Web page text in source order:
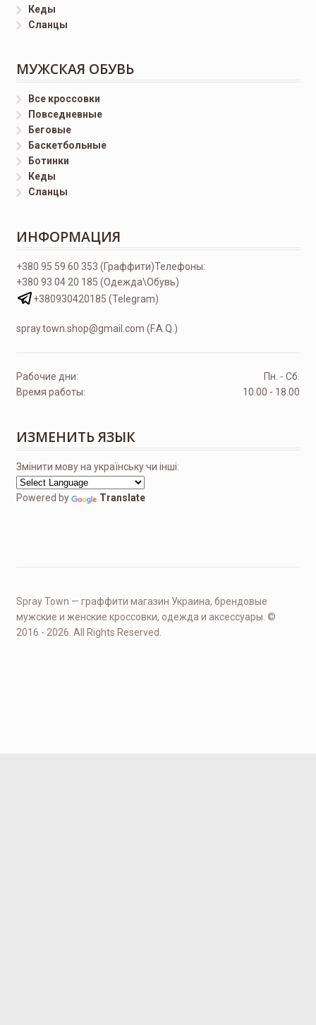
Кеды
Сланцы
МУЖСКАЯ ОБУВЬ
Все кроссовки
Повседневные
Беговые
Баскетбольные
Ботинки
Кеды
Сланцы
ИНФОРМАЦИЯ
Телефоны:
+380 95 59 60 353 (Граффити)
+380 93 04 20 185 (Одежда\Обувь)
+380930420185 (Telegram)
spray.town.shop@gmail.com (F.A.Q.)
Рабочие дни:
Пн. - Сб.
Время работы:
10.00 - 18.00
ИЗМЕНИТЬ ЯЗЫК
Змінити мову на українську чи інші:
Powered by Translate
Spray Town — граффити магазин Украина, брендовые
мужские и женские кроссовки, одежда и аксессуары. ©
2016 - 2026. All Rights Reserved.